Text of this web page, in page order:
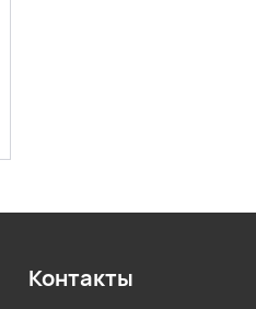
Контакты